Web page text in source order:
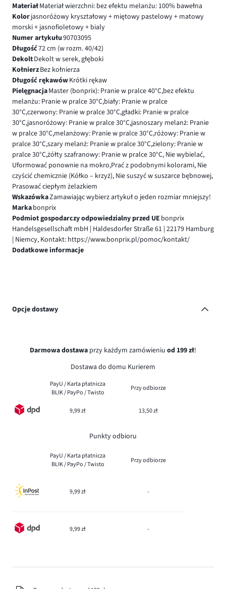
MateriałMateriał wierzchni: bez efektu melanżu: 100% bawełna
Kolorjasnoróżowy kryształowy + miętowy pastelowy + matowy
morski + jasnofioletowy + bialy
Numer artykułu90703095
Długość72 cm (w rozm. 40/42)
DekoltDekolt w serek, głęboki
KołnierzBez kołnierza
Długość rękawówKrótki rękaw
PielęgnacjaMaster (bonprix): Pranie w pralce 40°C,bez efektu
melanżu: Pranie w pralce 30°C,biały: Pranie w pralce
30°C,czerwony: Pranie w pralce 30°C,gładki: Pranie w pralce
30°C,jasnoróżowy: Pranie w pralce 30°C,jasnoszary melanż: Pranie
w pralce 30°C,melanżowy: Pranie w pralce 30°C,różowy: Pranie w
pralce 30°C,szary melanż: Pranie w pralce 30°C,zielony: Pranie w
pralce 30°C,żółty szafranowy: Pranie w pralce 30°C, Nie wybielać,
Uformować ponownie na mokro,Prać z podobnymi kolorami, Nie
czyścić chemicznie (Kółko – krzyż), Nie suszyć w suszarce bębnowej,
Prasować ciepłym żelazkiem
WskazówkaZamawiając wybierz artykuł o jeden rozmiar mniejszy!
Markabonprix
Podmiot gospodarczy odpowiedzialny przed UE bonprix
Handelsgesellschaft mbH | Haldesdorfer Straße 61 | 22179 Hamburg
| Niemcy, Kontakt: https://www.bonprix.pl/pomoc/kontakt/
Dodatkowe informacje
Opcje dostawy
Darmowa dostawa przy każdym zamówieniu od 199 zł!
Dostawa do domu Kurierem
PayU / Karta płatnicza
BLIK / PayPo / Twisto
Przy odbiorze
9,99 zł 13,50 zł
Punkty odbioru
PayU / Karta płatnicza
BLIK / PayPo / Twisto
Przy odbiorze
9,99 zł -
9,99 zł -